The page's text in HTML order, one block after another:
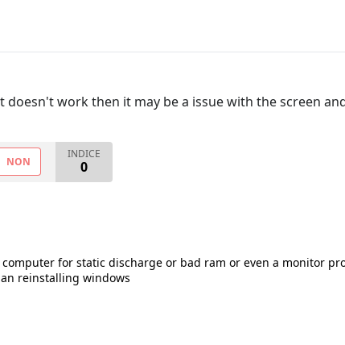
work then it may be a issue with the screen
NON
INDICE
0
computer for static discharge or bad ram or even a monitor
reinstalling windows